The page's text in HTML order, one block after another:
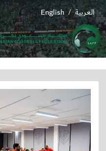
English / العربية